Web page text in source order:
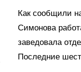
Как сообщили
Симонова
заведовала
Последние